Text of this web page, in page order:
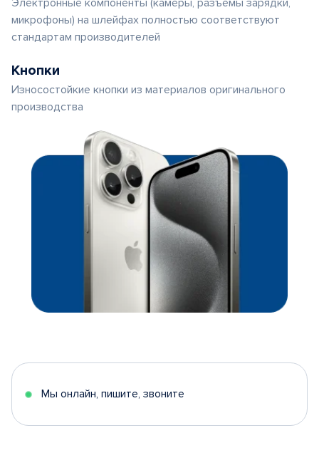
Электронные компоненты (камеры, разъемы зарядки,
микрофоны) на шлейфах полностью соответствуют
стандартам производителей
Кнопки
Износостойкие кнопки из материалов оригинального
производства
Мы онлайн, пишите, звоните